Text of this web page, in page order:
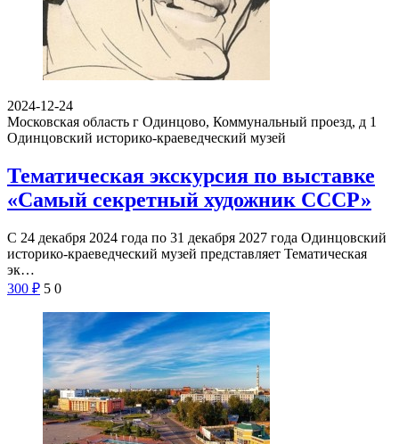
2024-12-24
Московская область г Одинцово, Коммунальный проезд, д 1
Одинцовский историко-краеведческий музей
Тематическая экскурсия по выставке
«Самый секретный художник СССР»
С 24 декабря 2024 года по 31 декабря 2027 года Одинцовский
историко-краеведческий музей представляет Тематическая
эк…
300 ₽ 5 0